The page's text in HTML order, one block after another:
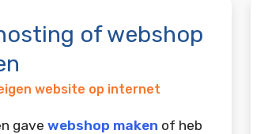
of webshop
website op internet
gave webshop maken of heb